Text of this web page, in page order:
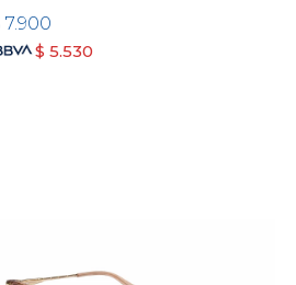
7.900
$ 5.530